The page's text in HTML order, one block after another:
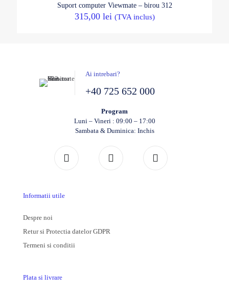
Suport computer Viewmate – birou 312
315,00 lei (TVA inclus)
Ai intrebari?
+40 725 652 000
Program
Luni – Vineri : 09:00 – 17:00
Sambata & Duminica: Inchis
Informatii utile
Despre noi
Retur si Protectia datelor GDPR
Termeni si conditii
Plata si livrare